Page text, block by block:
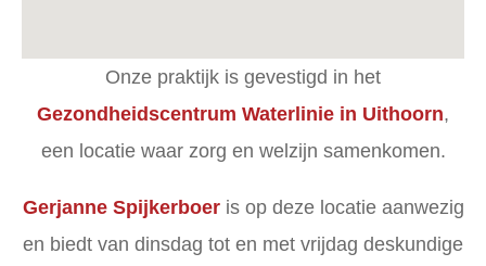
Onze praktijk is gevestigd in het
Gezondheidscentrum Waterlinie in Uithoorn,
een locatie waar zorg en welzijn samenkomen.
Gerjanne Spijkerboeris op deze locatie aanwezig
en biedt van dinsdag tot en met vrijdag deskundige